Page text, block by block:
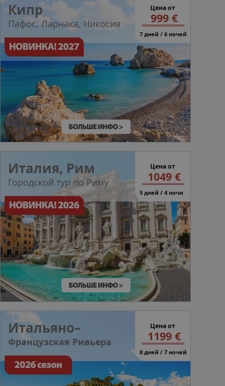
Кипр
Пафос, Ларнака, Никосия
Цена от
999 €
7 дней / 6 ночей
Италия, Рим
Городской тур по Риму
Цена от
1049 €
5 дней / 4 ночи
Итальяно–
Французская Ривьера
Цена от
1199 €
8 дней / 7 ночей